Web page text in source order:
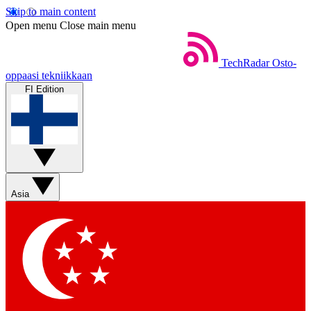
Skip to main content
Open menu Close main menu
TechRadar Osto-
oppaasi tekniikkaan
FI Edition
Asia